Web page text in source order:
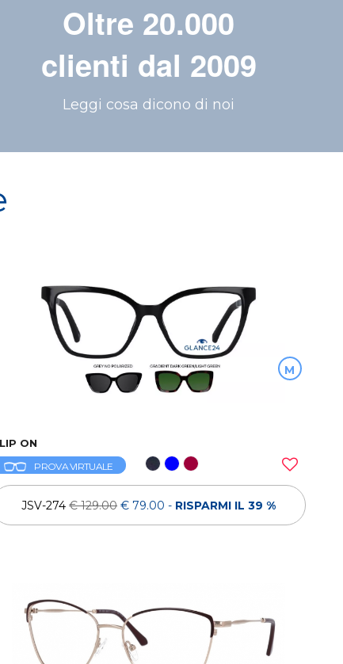
Oltre 20.000
clienti dal 2009
Leggi cosa dicono di noi
M
ON
PROVA VIRTUALE
JSV-274€ 129.00 € 79.00 - RISPARMI IL 39 %